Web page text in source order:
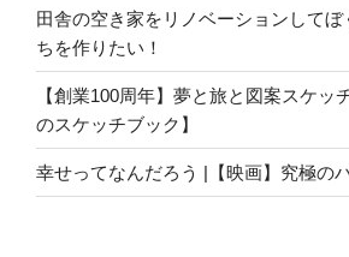
田舎の空き家をリノベーションしてぼ
ちを作りたい！
【創業100周年】夢と旅と図案スケッ
のスケッチブック】
幸せってなんだろう |【映画】究極の